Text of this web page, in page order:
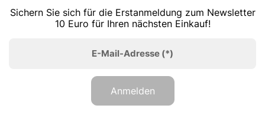
Sichern Sie sich für die Erstanmeldung zum Newsletter
10 Euro für Ihren nächsten Einkauf!
E-Mail-Adresse (*)
Anmelden